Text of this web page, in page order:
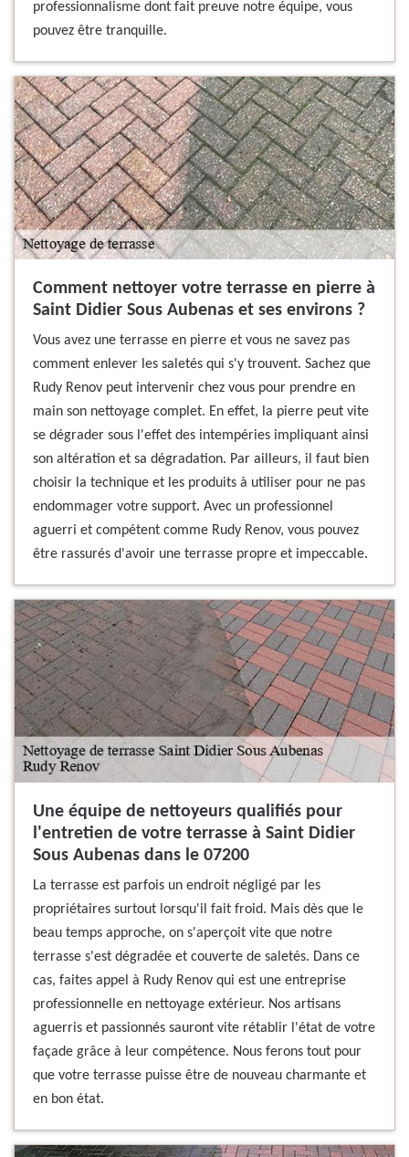
professionnalisme dont fait preuve notre équipe, vous
pouvez être tranquille.
Comment nettoyer votre terrasse en pierre à
Saint Didier Sous Aubenas et ses environs ?
Vous avez une terrasse en pierre et vous ne savez pas
comment enlever les saletés qui s'y trouvent. Sachez que
Rudy Renov peut intervenir chez vous pour prendre en
main son nettoyage complet. En effet, la pierre peut vite
se dégrader sous l'effet des intempéries impliquant ainsi
son altération et sa dégradation. Par ailleurs, il faut bien
choisir la technique et les produits à utiliser pour ne pas
endommager votre support. Avec un professionnel
aguerri et compétent comme Rudy Renov, vous pouvez
être rassurés d'avoir une terrasse propre et impeccable.
Une équipe de nettoyeurs qualifiés pour
l'entretien de votre terrasse à Saint Didier
Sous Aubenas dans le 07200
La terrasse est parfois un endroit négligé par les
propriétaires surtout lorsqu'il fait froid. Mais dès que le
beau temps approche, on s'aperçoit vite que notre
terrasse s'est dégradée et couverte de saletés. Dans ce
cas, faites appel à Rudy Renov qui est une entreprise
professionnelle en nettoyage extérieur. Nos artisans
aguerris et passionnés sauront vite rétablir l'état de votre
façade grâce à leur compétence. Nous ferons tout pour
que votre terrasse puisse être de nouveau charmante et
en bon état.